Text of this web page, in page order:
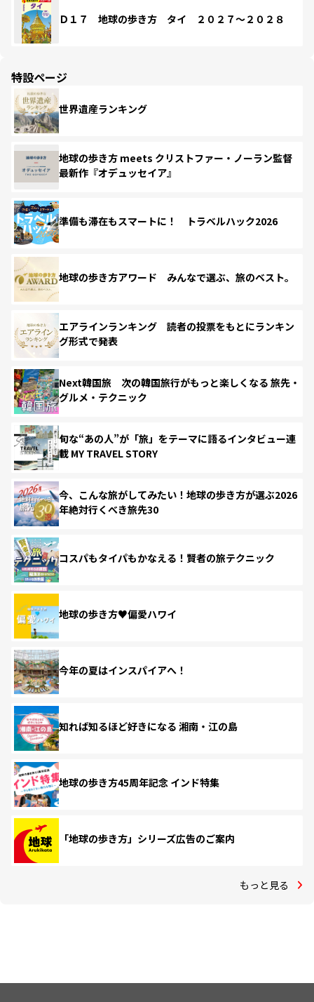
Ｄ１７ 地球の歩き方 タイ ２０２７～２０２８
特設ページ
世界遺産ランキング
地球の歩き方 meets クリストファー・ノーラン監督
最新作『オデュッセイア』
準備も滞在もスマートに！ トラベルハック2026
地球の歩き方アワード みんなで選ぶ、旅のベスト。
エアラインランキング 読者の投票をもとにランキン
グ形式で発表
Next韓国旅 次の韓国旅行がもっと楽しくなる 旅先・
グルメ・テクニック
旬な“あの人”が「旅」をテーマに語るインタビュー連
載 MY TRAVEL STORY
今、こんな旅がしてみたい！地球の歩き方が選ぶ2026
年絶対行くべき旅先30
コスパもタイパもかなえる！賢者の旅テクニック
地球の歩き方♥偏愛ハワイ
今年の夏はインスパイアへ！
知れば知るほど好きになる 湘南・江の島
地球の歩き方45周年記念 インド特集
「地球の歩き方」シリーズ広告のご案内
もっと見る